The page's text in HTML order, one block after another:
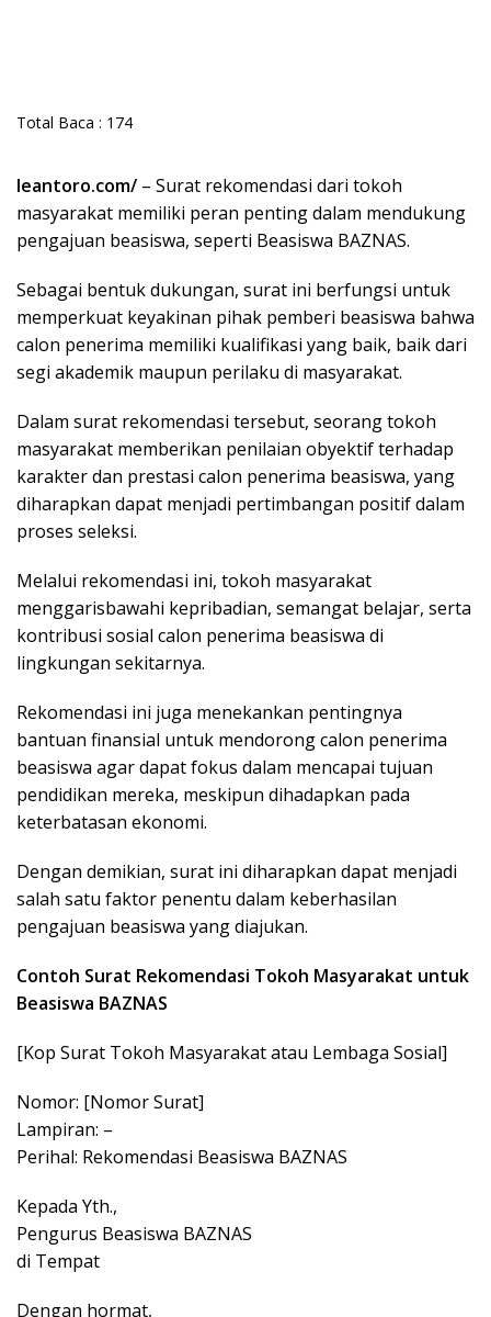
Total Baca : 174
leantoro.com/ – Surat rekomendasi dari tokoh
masyarakat memiliki peran penting dalam mendukung
pengajuan beasiswa, seperti Beasiswa BAZNAS.
Sebagai bentuk dukungan, surat ini berfungsi untuk
memperkuat keyakinan pihak pemberi beasiswa bahwa
calon penerima memiliki kualifikasi yang baik, baik dari
segi akademik maupun perilaku di masyarakat.
Dalam surat rekomendasi tersebut, seorang tokoh
masyarakat memberikan penilaian obyektif terhadap
karakter dan prestasi calon penerima beasiswa, yang
diharapkan dapat menjadi pertimbangan positif dalam
proses seleksi.
Melalui rekomendasi ini, tokoh masyarakat
menggarisbawahi kepribadian, semangat belajar, serta
kontribusi sosial calon penerima beasiswa di
lingkungan sekitarnya.
Rekomendasi ini juga menekankan pentingnya
bantuan finansial untuk mendorong calon penerima
beasiswa agar dapat fokus dalam mencapai tujuan
pendidikan mereka, meskipun dihadapkan pada
keterbatasan ekonomi.
Dengan demikian, surat ini diharapkan dapat menjadi
salah satu faktor penentu dalam keberhasilan
pengajuan beasiswa yang diajukan.
Contoh Surat Rekomendasi Tokoh Masyarakat untuk
Beasiswa BAZNAS
[Kop Surat Tokoh Masyarakat atau Lembaga Sosial]
Nomor: [Nomor Surat]
Lampiran: –
Perihal: Rekomendasi Beasiswa BAZNAS
Kepada Yth.,
Pengurus Beasiswa BAZNAS
di Tempat
Dengan hormat,